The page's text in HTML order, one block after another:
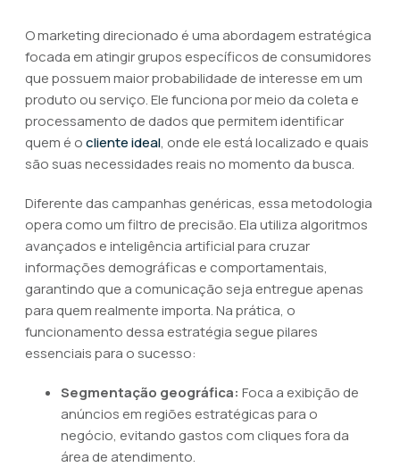
O marketing direcionado é uma abordagem estratégica
focada em atingir grupos específicos de consumidores
que possuem maior probabilidade de interesse em um
produto ou serviço. Ele funciona por meio da coleta e
processamento de dados que permitem identificar
quem é ocliente ideal, onde ele está localizado e quais
são suas necessidades reais no momento da busca.
Diferente das campanhas genéricas, essa metodologia
opera como um filtro de precisão. Ela utiliza algoritmos
avançados e inteligência artificial para cruzar
informações demográficas e comportamentais,
garantindo que a comunicação seja entregue apenas
para quem realmente importa. Na prática, o
funcionamento dessa estratégia segue pilares
essenciais para o sucesso:
Segmentação geográfica: Foca a exibição de
anúncios em regiões estratégicas para o
negócio, evitando gastos com cliques fora da
área de atendimento.